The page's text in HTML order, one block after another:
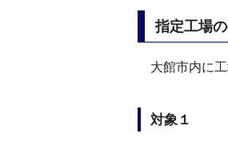
指定工場
大館市内に
対象１